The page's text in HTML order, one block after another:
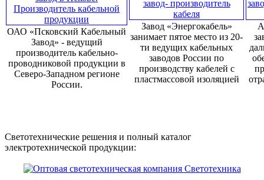
ОАО «Псковский Кабельный
Завод» - ведущий
производитель кабельно-
проводниковой продукции в
Северо-Западном регионе
России.
Завод «Энергокабель»
занимает пятое место из 20-
ти ведущих кабельных
заводов России по
производству кабелей с
пластмассовой изоляцией
Светотехнические решения и полный каталог
электротехнической продукции: